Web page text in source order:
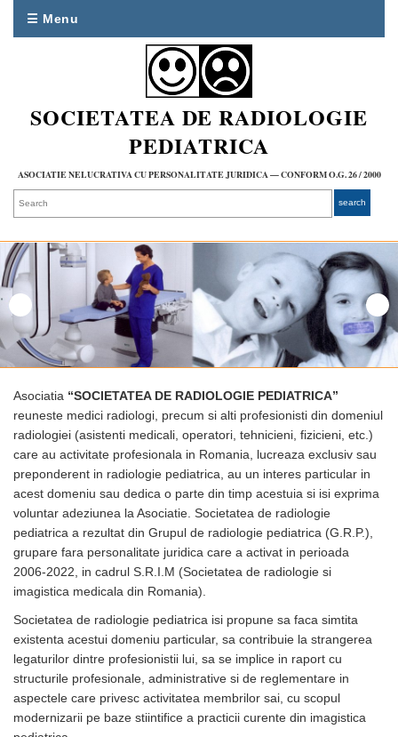
☰ Menu
SOCIETATEA DE RADIOLOGIE
PEDIATRICA
ASOCIATIE NELUCRATIVA CU PERSONALITATE JURIDICA — CONFORM O.G. 26 / 2000
Asociatia “SOCIETATEA DE RADIOLOGIE PEDIATRICA”
reuneste medici radiologi, precum si alti profesionisti din domeniul
radiologiei (asistenti medicali, operatori, tehnicieni, fizicieni, etc.)
care au activitate profesionala in Romania, lucreaza exclusiv sau
preponderent in radiologie pediatrica, au un interes particular in
acest domeniu sau dedica o parte din timp acestuia si isi exprima
voluntar adeziunea la Asociatie. Societatea de radiologie
pediatrica a rezultat din Grupul de radiologie pediatrica (G.R.P.),
grupare fara personalitate juridica care a activat in perioada
2006-2022, in cadrul S.R.I.M (Societatea de radiologie si
imagistica medicala din Romania).
Societatea de radiologie pediatrica isi propune sa faca simtita
existenta acestui domeniu particular, sa contribuie la strangerea
legaturilor dintre profesionistii lui, sa se implice in raport cu
structurile profesionale, administrative si de reglementare in
aspectele care privesc activitatea membrilor sai, cu scopul
modernizarii pe baze stiintifice a practicii curente din imagistica